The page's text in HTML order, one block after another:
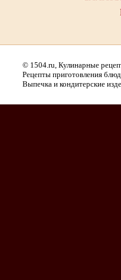
© 1504.ru, Кулинарные
Рецепты приготовления
Выпечка и кондитерские